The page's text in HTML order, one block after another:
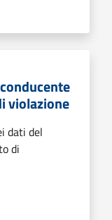
violazione
dati del
di